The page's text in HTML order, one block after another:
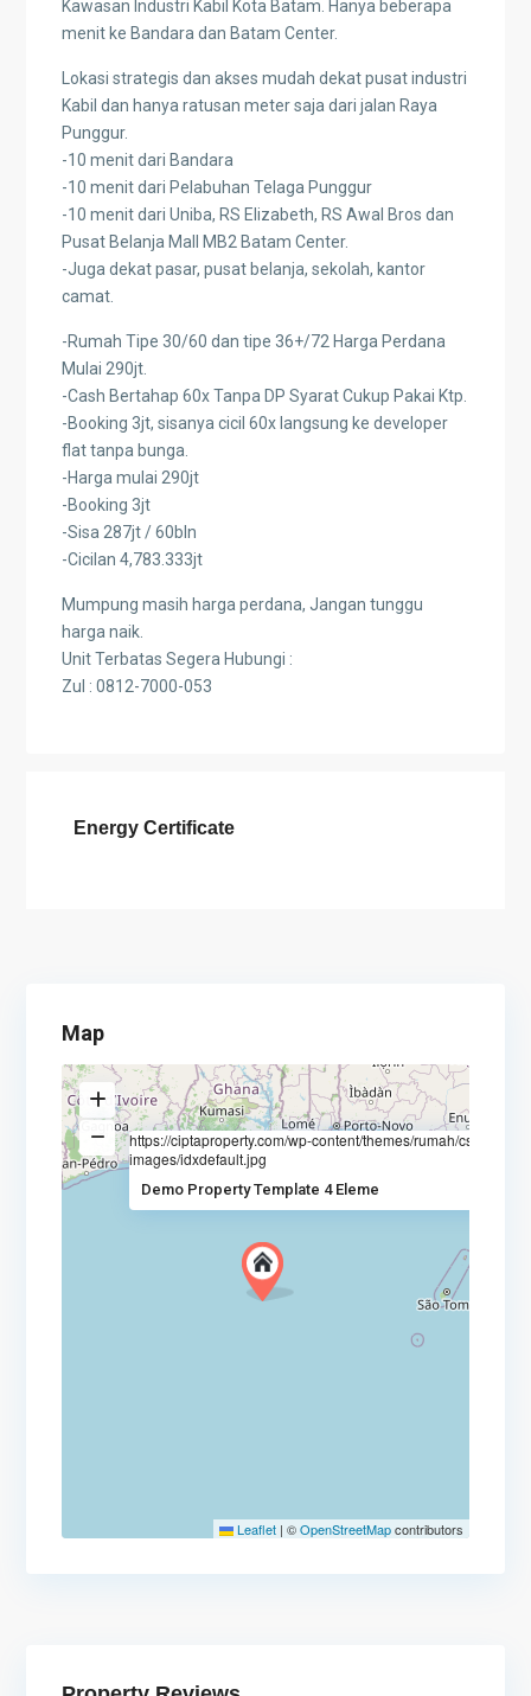
Kawasan Industri Kabil Kota Batam. Hanya beberapa
menit ke Bandara dan Batam Center.
Lokasi strategis dan akses mudah dekat pusat industri
Kabil dan hanya ratusan meter saja dari jalan Raya
Punggur.
-10 menit dari Bandara
-10 menit dari Pelabuhan Telaga Punggur
-10 menit dari Uniba, RS Elizabeth, RS Awal Bros dan
Pusat Belanja Mall MB2 Batam Center.
-Juga dekat pasar, pusat belanja, sekolah, kantor
camat.
-Rumah Tipe 30/60 dan tipe 36+/72 Harga Perdana
Mulai 290jt.
-Cash Bertahap 60x Tanpa DP Syarat Cukup Pakai Ktp.
-Booking 3jt, sisanya cicil 60x langsung ke developer
flat tanpa bunga.
-Harga mulai 290jt
-Booking 3jt
-Sisa 287jt / 60bln
-Cicilan 4,783.333jt
Mumpung masih harga perdana, Jangan tunggu
harga naik.
Unit Terbatas Segera Hubungi :
Zul : 0812-7000-053
Energy Certificate
Map
https://ciptaproperty.com/wp-content/themes/rumah/css/css-
images/idxdefault.jpg
Demo Property Template 4 Eleme
Leaflet | ©OpenStreetMapcontributors